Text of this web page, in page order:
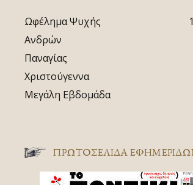
Ωφέλημα Ψυχής
Ανδρών
Παναγίας
Χριστούγεννα
Μεγάλη Εβδομάδα
ΠΡΩΤΟΣΈΛΙΔΑ